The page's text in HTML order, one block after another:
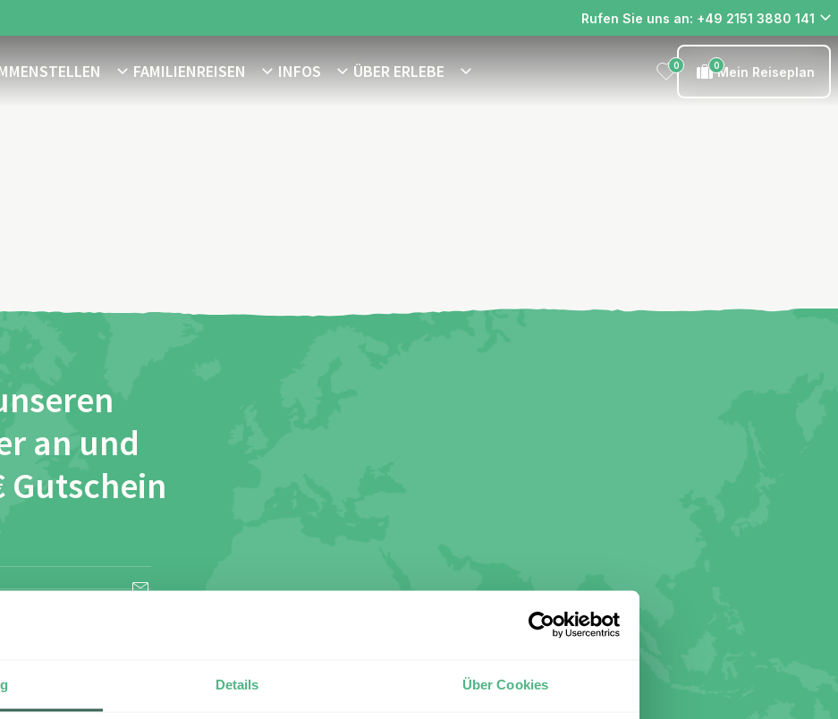
Details Über Cookies
Rufen Sie uns an: +49 2151 3880 141
FAMILIENREISEN INFOS ÜBER ERLEBE 0 0Mein Reiseplan
an und
Gutschein